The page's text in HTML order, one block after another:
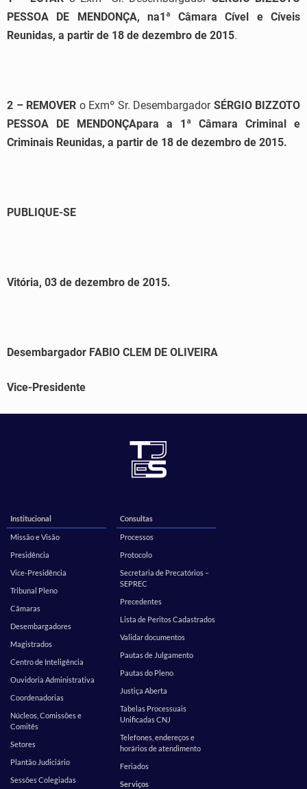
PESSOA DE MENDONÇA, na1ª Câmara Cível e Cíveis
Reunidas, a partir de 18 de dezembro de 2015.
2 – REMOVER o Exmº Sr. Desembargador SÉRGIO BIZZOTO
PESSOA DE MENDONÇApara a 1ª Câmara Criminal e
Criminais Reunidas, a partir de 18 de dezembro de 2015.
PUBLIQUE-SE
Vitória, 03 de dezembro de 2015.
Desembargador FABIO CLEM DE OLIVEIRA
Vice-Presidente
Institucional
Missão e Visão
Presidência
Vice-Presidência
Tribunal Pleno
Câmaras
Desembargadores
Magistrados
Centro de Inteligência
Ouvidoria Administrativa
Coordenadorias
Núcleos, Comissões e
Comitês
Setores
Plantão Judiciário
Sessões Colegiadas
Consultas
Processos
Protocolo
Secretaria de Precatórios –
SEPREC
Precedentes
Lista de Peritos Cadastrados
Validar documentos
Pautas de Julgamento
Pautas do Pleno
Justiça Aberta
Tabelas Processuais
Unificadas CNJ
Telefones, endereços e
horários de atendimento
Feriados
Serviços